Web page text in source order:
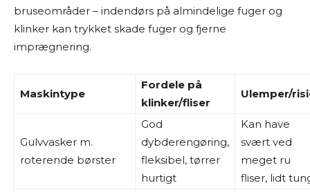
bruseområder – indendørs på almindelige fuger og
klinker kan trykket skade fuger og fjerne
imprægnering.
Maskintype
Fordele på
klinker/fliser
Ulemper/
Gulvvasker m.
roterende børster
God
dybderengøring,
fleksibel, tørrer
hurtigt
Kan have
svært ved
meget ru
fliser, lidt